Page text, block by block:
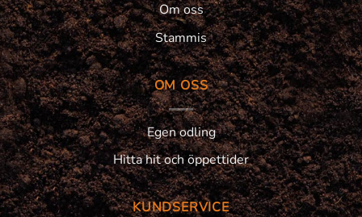
Om oss
Stammis
OM OSS
Egen odling
Hitta hit och öppettider
KUNDSERVICE